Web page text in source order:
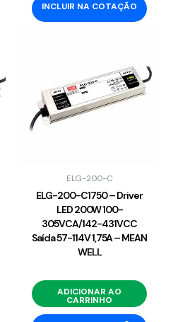
INCLUIR NA COTAÇÃO
ELG-200-C
ELG-200-C1750 – Driver
LED 200W 100-
305VCA/142-431VCC
Saída 57-114V 1,75A – MEAN
WELL
ADICIONAR AO
CARRINHO